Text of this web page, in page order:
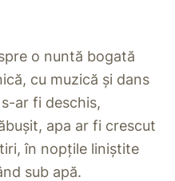
o nuntă bogată
cu muzică și dans
ar fi deschis,
apa ar fi crescut
în nopțile liniștite
sub apă.